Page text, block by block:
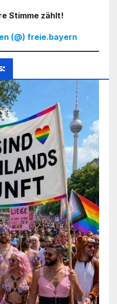
Stimme zählt!
(@) freie.bayern